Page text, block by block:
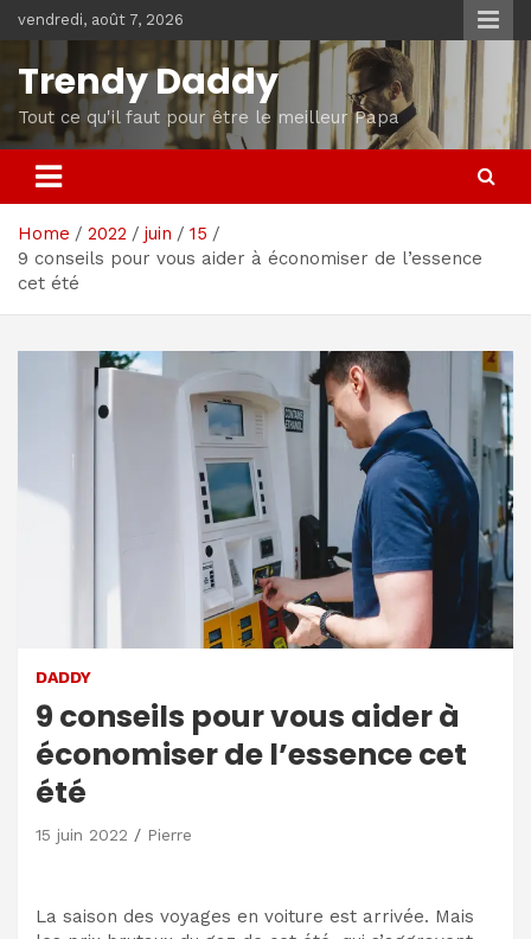
to
content
vendredi, août 7, 2026
Trendy Daddy
Tout ce qu'il faut pour être le meilleur Papa
Home 2022 juin
15
9 conseils pour vous aider à économiser de l’essence
cet été
DADDY
9 conseils pour vous aider à
économiser de l’essence cet
été
15 juin 2022 Pierre
La saison des voyages en voiture est arrivée. Mais